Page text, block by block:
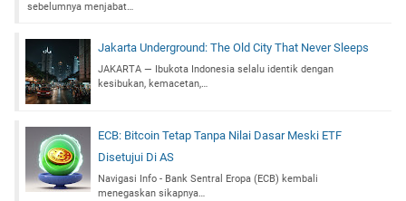
sebelumnya menjabat…
Jakarta Underground: The Old City That Never Sleeps
JAKARTA — Ibukota Indonesia selalu identik dengan
kesibukan, kemacetan,…
ECB: Bitcoin Tetap Tanpa Nilai Dasar Meski ETF
Disetujui Di AS
Navigasi Info - Bank Sentral Eropa (ECB) kembali
menegaskan sikapnya…